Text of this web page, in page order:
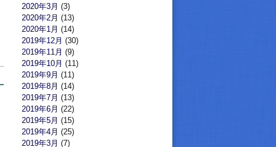
2020年3月 (3)
2020年2月 (13)
2020年1月 (14)
2019年12月 (30)
2019年11月 (9)
2019年10月 (11)
2019年9月 (11)
2019年8月 (14)
2019年7月 (13)
2019年6月 (22)
2019年5月 (15)
2019年4月 (25)
2019年3月 (7)